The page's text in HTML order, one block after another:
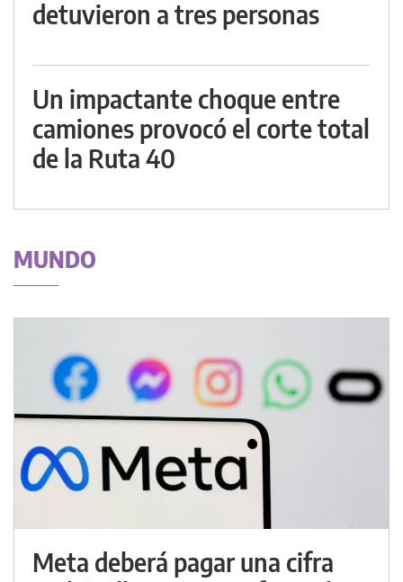
detuvieron a tres personas
Un impactante choque entre
camiones provocó el corte total
de la Ruta 40
MUNDO
Meta deberá pagar una cifra